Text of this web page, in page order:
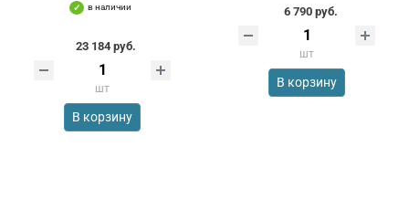
в наличии
23 184 руб.
шт
В корзину
6 790 руб.
шт
В корзину